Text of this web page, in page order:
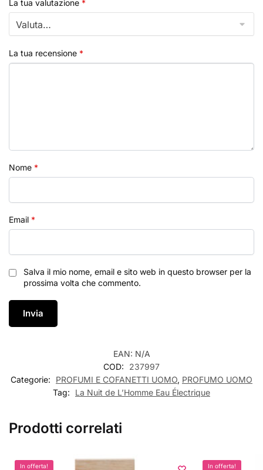
La tua valutazione *
La tua recensione *
Nome *
Email *
Salva il mio nome, email e sito web in questo browser per la
prossima volta che commento.
EAN: N/A
COD:
237997
Categorie:
PROFUMI E COFANETTI UOMO, PROFUMO UOMO
Tag:
La Nuit de L’Homme Eau Électrique
Prodotti correlati
In offerta! In offerta!